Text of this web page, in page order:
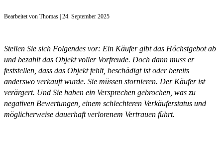
Bearbeitet von Thomas | 24. September 2025
Stellen Sie sich Folgendes vor: Ein Käufer gibt das Höchstgebot ab
und bezahlt das Objekt voller Vorfreude. Doch dann muss er
feststellen, dass das Objekt fehlt, beschädigt ist oder bereits
anderswo verkauft wurde. Sie müssen stornieren. Der Käufer ist
verärgert. Und Sie haben ein Versprechen gebrochen, was zu
negativen Bewertungen, einem schlechteren Verkäuferstatus und
möglicherweise dauerhaft verlorenem Vertrauen führt.